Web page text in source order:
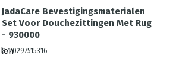
JadaCare Bevestigingsmaterialen
Set Voor Douchezittingen Met Rug
- 930000
8720297515316